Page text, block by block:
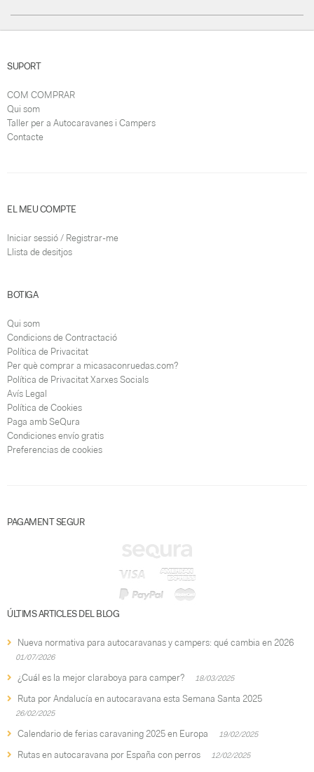
SUPORT
COM COMPRAR
Qui som
Taller per a Autocaravanes i Campers
Contacte
EL MEU COMPTE
Iniciar sessió / Registrar-me
Llista de desitjos
BOTIGA
Qui som
Condicions de Contractació
Política de Privacitat
Per què comprar a micasaconruedas.com?
Política de Privacitat Xarxes Socials
Avís Legal
Política de Cookies
Paga amb SeQura
Condiciones envío gratis
Preferencias de cookies
PAGAMENT SEGUR
ÚLTIMS ARTICLES DEL BLOG
Nueva normativa para autocaravanas y campers: qué cambia en 2026
01/07/2026
¿Cuál es la mejor claraboya para camper? 18/03/2025
Ruta por Andalucía en autocaravana esta Semana Santa 2025
26/02/2025
Calendario de ferias caravaning 2025 en Europa 19/02/2025
Rutas en autocaravana por España con perros 12/02/2025